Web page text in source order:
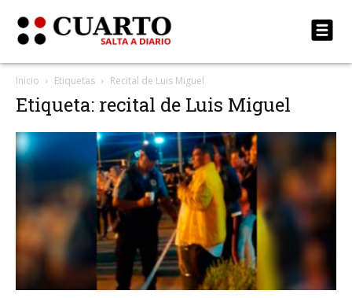
Inicio Etiquetas Recital de Luis Miguel
Etiqueta: recital de Luis Miguel